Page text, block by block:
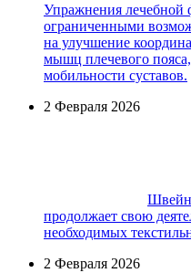
Упражнения лечебной
ограниченными
на улучшение
мышц плечевого
мобильности суставов.
2 Февраля 2026
продолжает свою
необходимых
2 Февраля 2026